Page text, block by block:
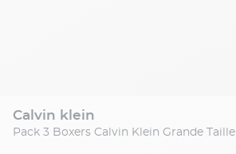
calvin klein
Pack 3 Boxers Calvin Klein Grande Taille